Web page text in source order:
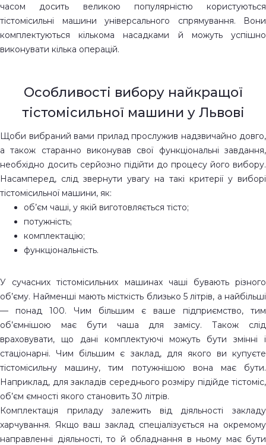
часом досить великою популярністю користуються
тістомісильні машини універсального спрямування. Вони
комплектуються кількома насадками й можуть успішно
виконувати кілька операцій.
Особливості вибору найкращої
тістомісильної машини у Львові
Щоби вибраний вами прилад прослужив надзвичайно довго,
а також старанно виконував свої функціональні завдання,
необхідно досить серйозно підійти до процесу його вибору.
Насамперед, слід звернути увагу на такі критерії у виборі
тістомісильної машини, як:
об’єм чаші, у якій виготовляється тісто;
потужність;
комплектацію;
функціональність.
У сучасних тістомісильних машинах чаші бувають різного
об’єму. Найменші мають місткість близько 5 літрів, а найбільші
— понад 100. Чим більшим є ваше підприємство, тим
об’ємнішою має бути чаша для замісу. Також слід
враховувати, що дані комплектуючі можуть бути змінні і
стаціонарні. Чим більшим є заклад, для якого ви купуєте
тістомісильну машину, тим потужнішою вона має бути.
Наприклад, для закладів середнього розміру підійде тістоміс,
об’єм ємності якого становить 30 літрів.
Комплектація приладу залежить від діяльності закладу
харчування. Якщо ваш заклад спеціалізується на окремому
направленні діяльності, то й обладнання в ньому має бути